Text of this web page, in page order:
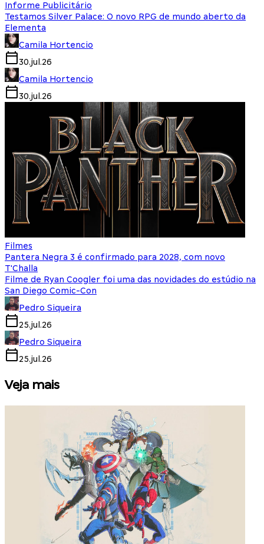
Informe Publicitário
Testamos Silver Palace: O novo RPG de mundo aberto da
Elementa
Camila Hortencio
30.jul.26
Camila Hortencio
30.jul.26
Filmes
Pantera Negra 3 é confirmado para 2028, com novo
T'Challa
Filme de Ryan Coogler foi uma das novidades do estúdio na
San Diego Comic-Con
Pedro Siqueira
25.jul.26
Pedro Siqueira
25.jul.26
Veja mais